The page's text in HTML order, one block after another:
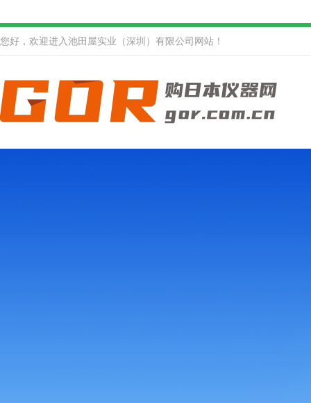
您好，欢迎进入池田屋实业（深圳）有限公司网站！